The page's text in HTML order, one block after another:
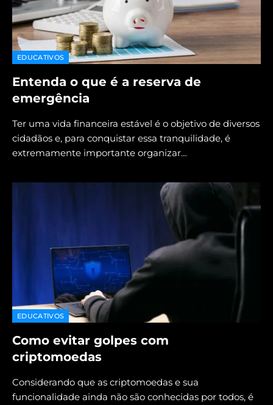
EDUCATIVOS
Entenda o que é a reserva de
emergência
Ter uma vida financeira estável é o objetivo de diversos
cidadãos e, para conquistar essa tranquilidade, é
extremamente importante organizar…
EDUCATIVOS
Como evitar golpes com
criptomoedas
Considerando que as criptomoedas e sua
funcionalidade ainda não são conhecidas por todos, é